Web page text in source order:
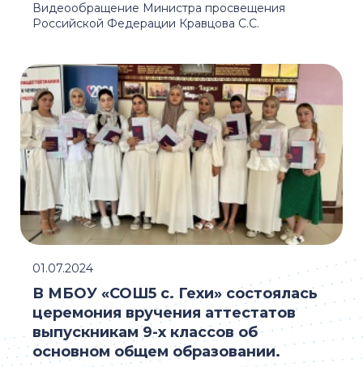
Видеообращение Министра просвещения
Российской Федерации Кравцова С.С.
В МБОУ «СОШ5 с. Гехи» состоялась
церемония вручения аттестатов
выпускникам 9-х классов об
основном общем образовании.
01.07.2024